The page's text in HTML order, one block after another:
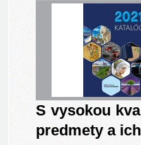
S vysokou
predmety a